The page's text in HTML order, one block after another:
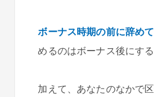
ボーナス時期の前に辞め
めるのはボーナス後にす
加えて、あなたのなかで